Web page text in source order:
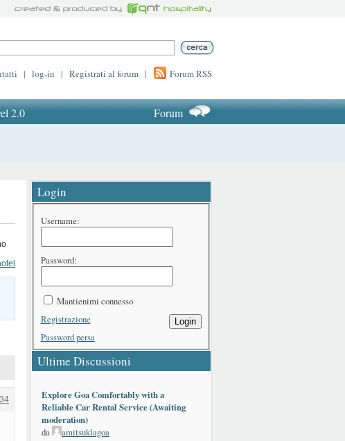
| log-in | Registrati al forum | Forum RSS
2.0 Forum
Login
Username:
Password:
Mantienimi connesso
Login
Registrazione
Password persa
Ultime Discussioni
Explore Goa Comfortably with a
Reliable Car Rental Service (Awaiting
moderation)
da
amitsuklagoa